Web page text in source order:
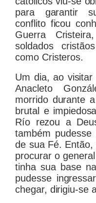
para garantir
conflito ficou
Guerra
soldados
como Cristeros.
Um dia, ao
Anacleto
morrido durante
brutal e
Río rezou a
também
de sua Fé.
procurar o
tinha sua base
pudesse
chegar, dirigiu-se